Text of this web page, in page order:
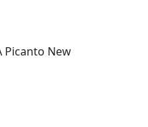
Picanto New